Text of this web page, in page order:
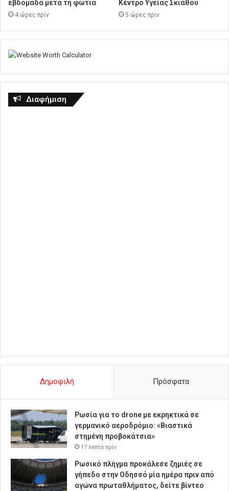
εβδομάδα μετά τη φωτιά
4 ώρες πρίν
Κέντρο Υγείας Σκιάθου
5 ώρες πρίν
Διαφήμιση
Δημοφιλή Πρόσφατα
Ρωσία για το drone με εκρηκτικά σε
γερμανικό αεροδρόμιο: «Βιαστικά
στημένη προβοκάτσια»
17 λεπτά πρίν
Ρωσικό πλήγμα προκάλεσε ζημιές σε
γήπεδο στην Οδησσό μία ημέρα πριν από
αγώνα πρωταθλήματος, δείτε βίντεο